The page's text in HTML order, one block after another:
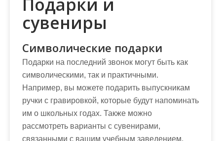
сувениры
Символические подарки
Подарки на последний звонок могут быть как
символическими, так и практичными.
Например, вы можете подарить выпускникам
ручки с гравировкой, которые будут напоминать
им о школьных годах. Также можно
рассмотреть варианты с сувенирами,
связанными с вашим учебным заведением.